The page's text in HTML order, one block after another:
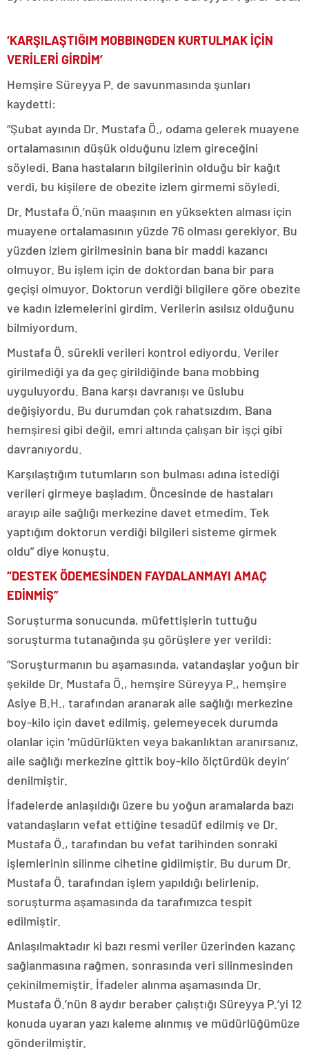
‘KARŞILAŞTIĞIM MOBBINGDEN KURTULMAK İÇİN
VERİLERİ GİRDİM’
Hemşire Süreyya P. de savunmasında şunları
kaydetti:
“Şubat ayında Dr. Mustafa Ö., odama gelerek muayene
ortalamasının düşük olduğunu izlem gireceğini
söyledi. Bana hastaların bilgilerinin olduğu bir kağıt
verdi, bu kişilere de obezite izlem girmemi söyledi.
Dr. Mustafa Ö.’nün maaşının en yüksekten alması için
muayene ortalamasının yüzde 76 olması gerekiyor. Bu
yüzden izlem girilmesinin bana bir maddi kazancı
olmuyor. Bu işlem için de doktordan bana bir para
geçişi olmuyor. Doktorun verdiği bilgilere göre obezite
ve kadın izlemelerini girdim. Verilerin asılsız olduğunu
bilmiyordum.
Mustafa Ö. sürekli verileri kontrol ediyordu. Veriler
girilmediği ya da geç girildiğinde bana mobbing
uyguluyordu. Bana karşı davranışı ve üslubu
değişiyordu. Bu durumdan çok rahatsızdım. Bana
hemşiresi gibi değil, emri altında çalışan bir işçi gibi
davranıyordu.
Karşılaştığım tutumların son bulması adına istediği
verileri girmeye başladım. Öncesinde de hastaları
arayıp aile sağlığı merkezine davet etmedim. Tek
yaptığım doktorun verdiği bilgileri sisteme girmek
oldu” diye konuştu.
“DESTEK ÖDEMESİNDEN FAYDALANMAYI AMAÇ
EDİNMİŞ”
Soruşturma sonucunda, müfettişlerin tuttuğu
soruşturma tutanağında şu görüşlere yer verildi:
“Soruşturmanın bu aşamasında, vatandaşlar yoğun bir
şekilde Dr. Mustafa Ö., hemşire Süreyya P., hemşire
Asiye B.H., tarafından aranarak aile sağlığı merkezine
boy-kilo için davet edilmiş, gelemeyecek durumda
olanlar için ‘müdürlükten veya bakanlıktan aranırsanız,
aile sağlığı merkezine gittik boy-kilo ölçtürdük deyin’
denilmiştir.
İfadelerde anlaşıldığı üzere bu yoğun aramalarda bazı
vatandaşların vefat ettiğine tesadüf edilmiş ve Dr.
Mustafa Ö., tarafından bu vefat tarihinden sonraki
işlemlerinin silinme cihetine gidilmiştir. Bu durum Dr.
Mustafa Ö. tarafından işlem yapıldığı belirlenip,
soruşturma aşamasında da tarafımızca tespit
edilmiştir.
Anlaşılmaktadır ki bazı resmi veriler üzerinden kazanç
sağlanmasına rağmen, sonrasında veri silinmesinden
çekinilmemiştir. İfadeler alınma aşamasında Dr.
Mustafa Ö.’nün 8 aydır beraber çalıştığı Süreyya P.’yi 12
konuda uyaran yazı kaleme alınmış ve müdürlüğümüze
gönderilmiştir.